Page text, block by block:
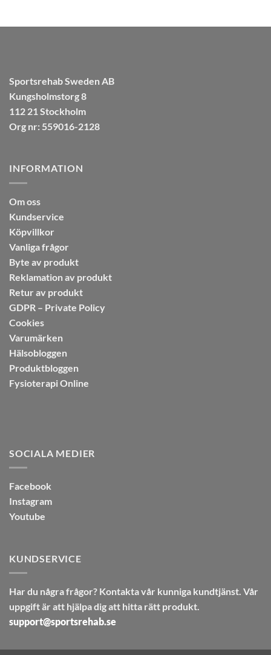
Sportsrehab Sweden AB
Kungsholmstorg 8
112 21 Stockholm
Org nr: 559016-2128
INFORMATION
Om oss
Kundservice
Köpvillkor
Vanliga frågor
Byte av produkt
Reklamation av produkt
Retur av produkt
GDPR – Private Policy
Cookies
Varumärken
Hälsobloggen
Produktbloggen
Fysioterapi Online
SOCIALA MEDIER
Facebook
Instagram
Youtube
KUNDSERVICE
Har du några frågor? Kontakta vår kunniga kundtjänst. Vår
uppgift är att hjälpa dig att hitta rätt produkt.
support@sportsrehab.se